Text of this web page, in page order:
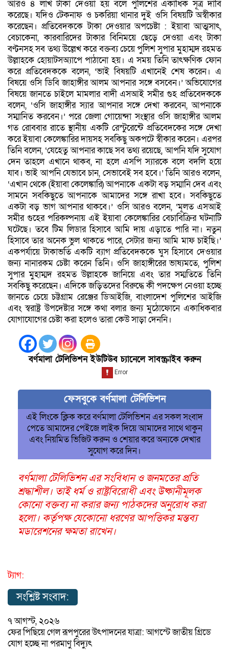
আরও ৪ লাখ টাকা দেওয়া হয় বলে পুলিশের একাধিক সূত্র দাবি
করেছে। যদিও টেকনাফ ও চকরিয়া থানার দুই ওসি বিষয়টি অস্বীকার
করেছেন। প্রতিবেদককে টাকা দেওয়ার অপচেষ্টা : ইয়াবা আত্মসাৎ,
বেচাকেনা, কারবারিদের টাকার বিনিময়ে ছেড়ে দেওয়া এবং টাকা
বণ্টনসহ সব তথ্য উল্লেখ করে বক্তব্য চেয়ে পুলিশ সুপার মুহাম্মদ রহমত
উল্লাহকে হোয়াটসঅ্যাপে পাঠানো হয়। এ সময় তিনি তাৎক্ষণিক ফোন
করে প্রতিবেদককে বলেন, ‘ভাই বিষয়টি এখানেই শেষ করেন। এ
বিষয়ে ওসি ডিবি জাহাঙ্গীর আলম আপনার সঙ্গে বসবেন।’ অভিযোগের
বিষয়ে জানতে চাইলে মামলার বাদী এসআই সমীর গুহ প্রতিবেদককে
বলেন, ‘ওসি জাহাঙ্গীর স্যার আপনার সঙ্গে দেখা করবেন, আপনাকে
সম্মানিত করবেন।’ পরে জেলা গোয়েন্দা সংস্থার ওসি জাহাঙ্গীর আলম
গত রোববার রাতে স্থানীয় একটি রেস্টুরেন্টে প্রতিবেদকের সঙ্গে দেখা
করে ইয়াবা কেলেঙ্কারির দায়সহ সবকিছু অকপটে স্বীকার করেন। এরপর
তিনি বলেন, ‘যেহেতু আপনার কাছে সব তথ্য রয়েছে, আপনি যদি সুযোগ
দেন তাহলে এখানে থাকব, না হলে এসপি স্যারকে বলে বদলি হয়ে
যাব। ভাই আপনি যেভাবে চান, সেভাবেই সব হবে।’ তিনি আরও বলেন,
‘এখান থেকে (ইয়াবা কেলেঙ্কারি) আপনাকে একটা বড় সম্মানি দেব এবং
সামনে সবকিছুতে আপনাকে আমাদের সঙ্গে রাখা হবে। সবকিছুতে
একটা বড় ভাগ আপনার থাকবে।’ ওসি আরও বলেন, ‘মূলত এসআই
সমীর গুহের পরিকল্পনায় এই ইয়াবা কেলেঙ্কারির বেচাবিক্রির ঘটনাটি
ঘটেছে। তবে টিম লিডার হিসাবে আমি দায় এড়াতে পারি না। নতুন
হিসাবে তার অনেক ভুল থাকতে পারে, সেটার জন্য আমি মাফ চাইছি।’
একপর্যায়ে টাকাভর্তি একটি ব্যাগ প্রতিবেদককে ঘুস হিসাবে দেওয়ার
জন্য নানারকম চেষ্টা করেন তিনি। ওসি জাহাঙ্গীরের ভাষ্যমতে, পুলিশ
সুপার মুহাম্মদ রহমত উল্লাহকে জানিয়ে এবং তার সম্মতিতে তিনি
সবকিছু করেছেন। এদিকে জড়িতদের বিরুদ্ধে কী পদক্ষেপ নেওয়া হচ্ছে
জানতে চেয়ে চট্টগ্রাম রেঞ্জের ডিআইজি, বাংলাদেশ পুলিশের আইজি
এবং স্বরাষ্ট্র উপদেষ্টার সঙ্গে কথা বলার জন্য মুঠোফোনে একাধিকবার
যোগাযোগের চেষ্টা করা হলেও তারা কেউ সাড়া দেননি।
বর্ণমালা টেলিভিশন ইউটিউব চ্যানেলে সাবস্ক্রাইব করুন
ফেসবুকে বর্ণমালা টেলিভিশন
এই লিংকে ক্লিক করে বর্ণমালা টেলিভিশন এর সকল সংবাদ
পেতে আমাদের পেইজে লাইক দিয়ে আমাদের সাথে থাকুন
এবং নিয়মিত ভিজিট করুন ও শেয়ার করে অন্যকে দেখার
সুযোগ করে দিন।
বর্ণমালা টেলিভিশন এর সংবিধান ও জনমতের প্রতি
শ্রদ্ধাশীল। তাই ধর্ম ও রাষ্ট্রবিরোধী এবং উষ্কানীমূলক
কোনো বক্তব্য না করার জন্য পাঠকদের অনুরোধ করা
হলো। কর্তৃপক্ষ যেকোনো ধরণের আপত্তিকর মন্তব্য
মডারেশনের ক্ষমতা রাখেন।
ট্যাগ:
সংশ্লিষ্ট সংবাদ:
৭ আগস্ট, ২০২৬
ফের পিছিয়ে গেল রূপপুরের উৎপাদনের যাত্রা: আগস্টে জাতীয় গ্রিডে
যোগ হচ্ছে না পরমাণু বিদ্যুৎ